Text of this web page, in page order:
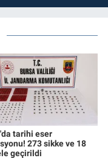
tarihi eser
273 sikke ve 18
geçirildi